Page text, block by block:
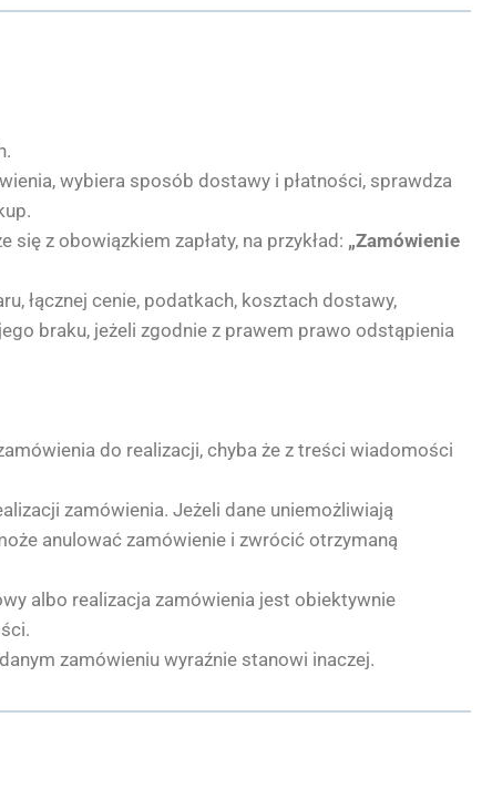
wybiera sposób dostawy i płatności, sprawdza
z obowiązkiem zapłaty, na przykład: „Zamówienie
łącznej cenie, podatkach, kosztach dostawy,
braku, jeżeli zgodnie z prawem prawo odstąpienia
do realizacji, chyba że z treści wiadomości
zamówienia. Jeżeli dane uniemożliwiają
anulować zamówienie i zwrócić otrzymaną
albo realizacja zamówienia jest obiektywnie
zamówieniu wyraźnie stanowi inaczej.